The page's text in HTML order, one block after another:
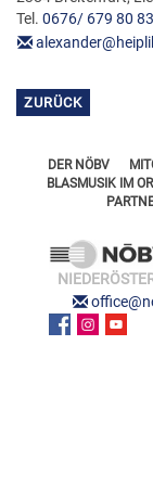
FÖRDERERNADELN
EHRENKREUZE
JOSEF LEEB-
Tel. 0676/ 679 80 83
ZURÜCK
DER NÖBV
BLASMUSIK IM